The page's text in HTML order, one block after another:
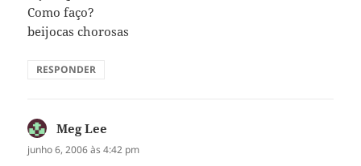
Como faço?
beijocas chorosas
RESPONDER
Meg Lee
junho 6, 2006 às 4:42 pm